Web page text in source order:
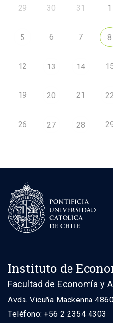
29 30 31 1
5 6 7 8
12 13 14 15
19 20 21 22
26 27 28 29
Instituto de
Facultad de Economía y
Avda. Vicuña Mackenna
Teléfono: +56 2 2354 4303